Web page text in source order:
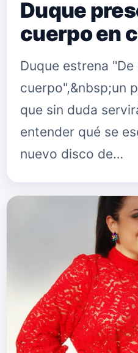
Duque
cuerpo en
Duque estrena
cuerpo",&nbsp;un
que sin duda
entender qué se
nuevo disco de
verá la luz este
Planeta Sonoro …